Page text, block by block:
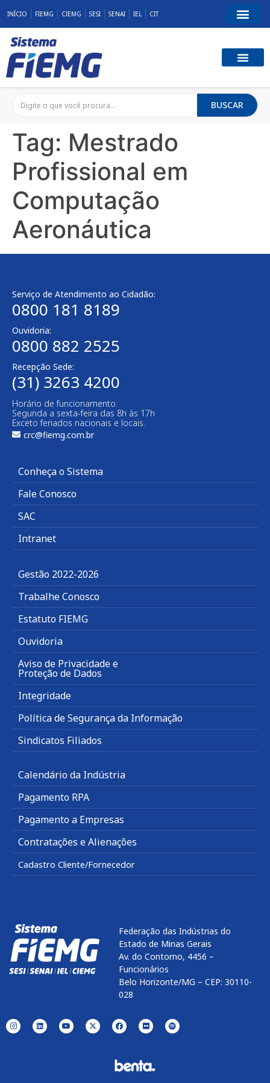
INÍCIO FIEMG CIEMG SESI SENAI IEL CIT
BUSCAR
Tag: Mestrado
Profissional em
Computação
Aeronáutica
Serviço de Atendimento ao Cidadão:
0800 181 8189
Ouvidoria:
0800 882 2525​
Recepção Sede:
(31) 3263 4200
Horário de funcionamento:
Segunda a sexta-feira das 8h às 17h
Exceto feriados nacionais e locais.
crc@fiemg.com.br
Conheça o Sistema
Fale Conosco
SAC
Intranet
Gestão 2022-2026
Trabalhe Conosco
Estatuto FIEMG
Ouvidoria
Aviso de Privacidade e
Proteção de Dados
Integridade
Política de Segurança da Informação
Sindicatos Filiados
Calendário da Indústria
Pagamento RPA
Pagamento a Empresas
Contratações e Alienações
Cadastro Cliente/Fornecedor
Federação das Indústrias do
Estado de Minas Gerais
Av. do Contorno, 4456 –
Funcionários
Belo Horizonte/MG – CEP: 30110-
028